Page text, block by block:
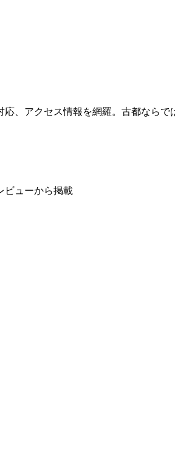
、アクセス情報を網羅。古都ならで
ビューから掲載